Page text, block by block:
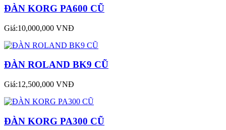
ĐÀN KORG PA600 CŨ
Giá:10,000,000 VNĐ
ĐÀN ROLAND BK9 CŨ
Giá:12,500,000 VNĐ
ĐÀN KORG PA300 CŨ